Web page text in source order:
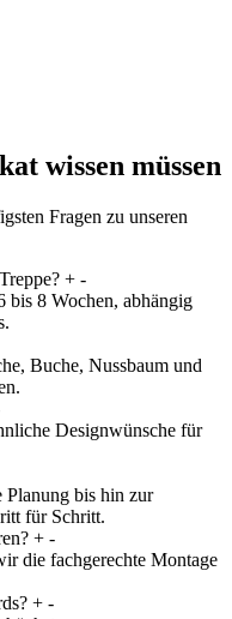
wissen müssen
Fragen zu unseren
+ -
bis 8 Wochen, abhängig
Buche, Nussbaum und
Designwünsche für
Planung bis hin zur
für Schritt.
+ -
die fachgerechte Montage
+ -